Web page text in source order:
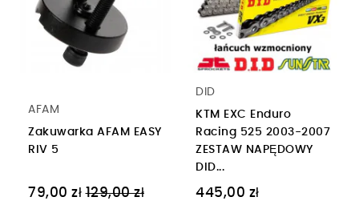
AFAM
Zakuwarka AFAM EASY
RIV 5
79,00 zł Cena
129,00 zł
DID
KTM EXC Enduro
Racing 525 2003-2007
ZESTAW NAPĘDOWY
DID...
445,00 zł